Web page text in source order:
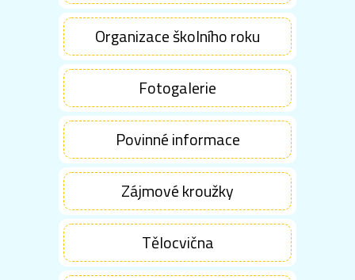
Organizace školního roku
Fotogalerie
Povinné informace
Zájmové kroužky
Tělocvična